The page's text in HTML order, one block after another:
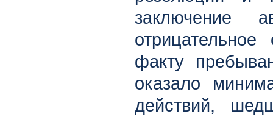
заключение
факту
оказало
действий,